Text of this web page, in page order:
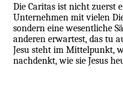
Die Caritas ist nicht zuerst
Unternehmen mit vielen
sondern eine wesentliche
anderen erwartest, das tu
Jesu steht im Mittelpunkt,
nachdenkt, wie sie Jesus